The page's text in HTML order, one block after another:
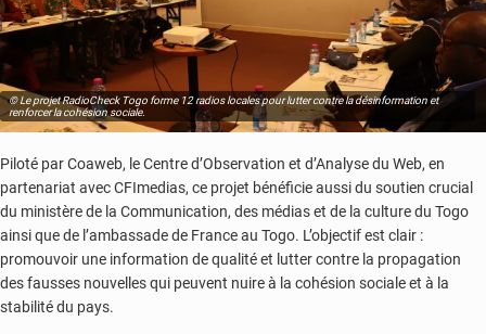
© Le projet RadioCheck Togo forme 12 radios locales pour lutter contre la désinformation et
renforcer la cohésion sociale.
Piloté par Coaweb, le Centre d’Observation et d’Analyse du Web, en
partenariat avec CFImedias, ce projet bénéficie aussi du soutien crucial
du ministère de la Communication, des médias et de la culture du Togo
ainsi que de l’ambassade de France au Togo. L’objectif est clair :
promouvoir une information de qualité et lutter contre la propagation
des fausses nouvelles qui peuvent nuire à la cohésion sociale et à la
stabilité du pays.